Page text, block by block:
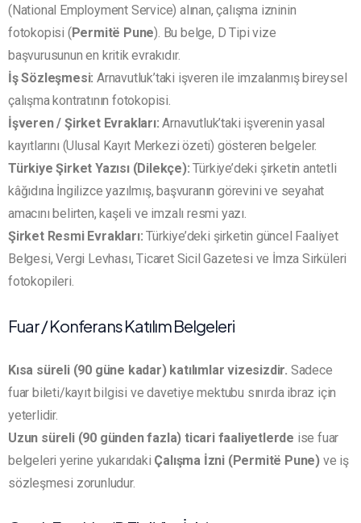
(National Employment Service) alınan, çalışma izninin
fotokopisi ( Permitë Pune). Bu belge, D Tipi vize
başvurusunun en kritik evrakıdır.
İş Sözleşmesi: Arnavutluk’taki işveren ile imzalanmış bireysel
çalışma kontratının fotokopisi.
İşveren / Şirket Evrakları: Arnavutluk’taki işverenin yasal
kayıtlarını (Ulusal Kayıt Merkezi özeti) gösteren belgeler.
Türkiye Şirket Yazısı (Dilekçe): Türkiye’deki şirketin antetli
kâğıdına İngilizce yazılmış, başvuranın görevini ve seyahat
amacını belirten, kaşeli ve imzalı resmi yazı.
Şirket Resmi Evrakları: Türkiye’deki şirketin güncel Faaliyet
Belgesi, Vergi Levhası, Ticaret Sicil Gazetesi ve İmza Sirküleri
fotokopileri.
Fuar / Konferans Katılım Belgeleri
Kısa süreli (90 güne kadar) katılımlar vizesizdir. Sadece
fuar bileti/kayıt bilgisi ve davetiye mektubu sınırda ibraz için
yeterlidir.
Uzun süreli (90 günden fazla) ticari faaliyetlerde ise fuar
belgeleri yerine yukarıdaki Çalışma İzni (Permitë Pune) ve iş
sözleşmesi zorunludur.